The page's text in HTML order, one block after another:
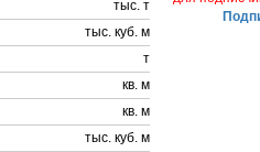
тыс. т
тыс. куб. м
т
кв. м
кв. м
тыс. куб. м